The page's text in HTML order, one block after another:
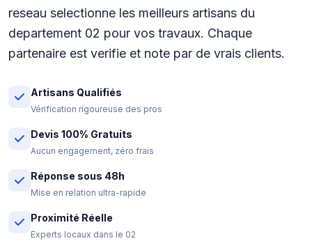
reseau selectionne les meilleurs artisans du
departement 02 pour vos travaux. Chaque
partenaire est verifie et note par de vrais clients.
Artisans Qualifiés
Vérification rigoureuse des pros
Devis 100% Gratuits
Aucun engagement, zéro frais
Réponse sous 48h
Mise en relation ultra-rapide
Proximité Réelle
Experts locaux dans le 02